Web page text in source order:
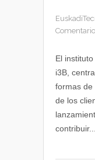
El
i3B,
formas de
de los
contribuir...